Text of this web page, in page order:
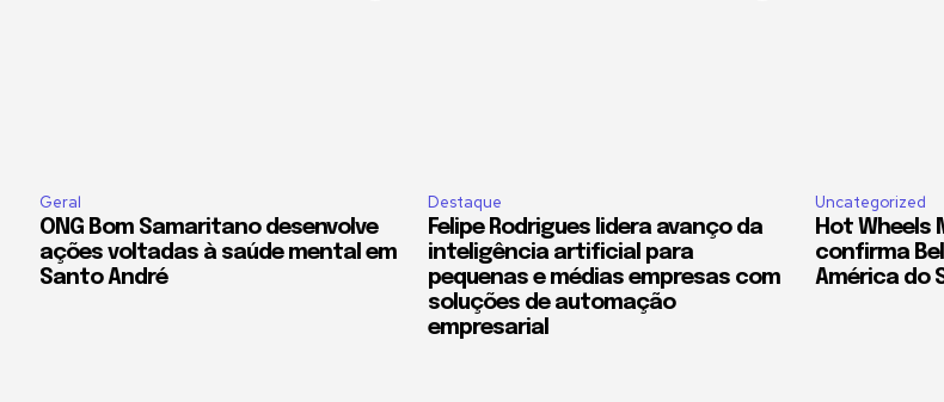
Geral
ONG Bom Samaritano desenvolve
ações voltadas à saúde mental em
Santo André
Destaque
Felipe Rodrigues lidera avanço da
inteligência artificial para
pequenas e médias empresas com
soluções de automação
empresarial
Uncategorized
Hot Wheels
confirma
América do